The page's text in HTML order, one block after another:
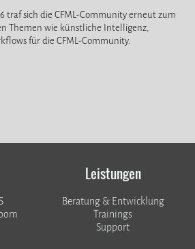
traf sich die CFML-Community erneut zum
Themen wie künstliche Intelligenz,
für die CFML-Community.
Leistungen
Beratung & Entwicklung
Trainings
Support